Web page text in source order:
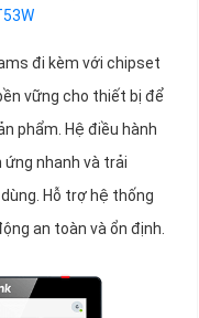
đi kèm với chipset
vững cho thiết bị để
phẩm. Hệ điều hành
ứng nhanh và trải
Hỗ trợ hệ thống
an toàn và ổn định.